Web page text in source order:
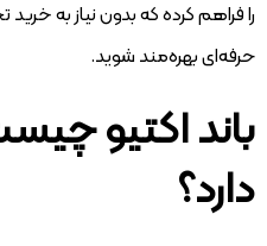
را فراهم کرده که بدون نیاز به
حرفه‌ای بهره‌مند شوید.
باند اکتیو
دارد؟